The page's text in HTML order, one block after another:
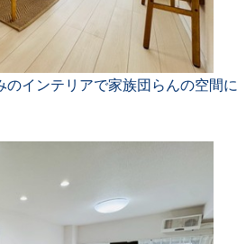
インテリアで家族団らんの空間に